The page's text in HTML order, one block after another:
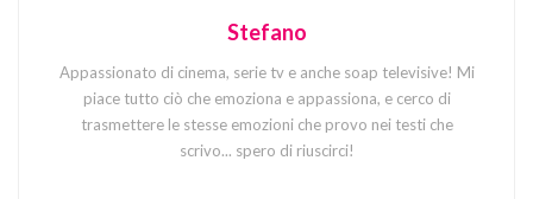
Stefano
Appassionato di cinema, serie tv e anche soap televisive! Mi
piace tutto ciò che emoziona e appassiona, e cerco di
trasmettere le stesse emozioni che provo nei testi che
scrivo... spero di riuscirci!